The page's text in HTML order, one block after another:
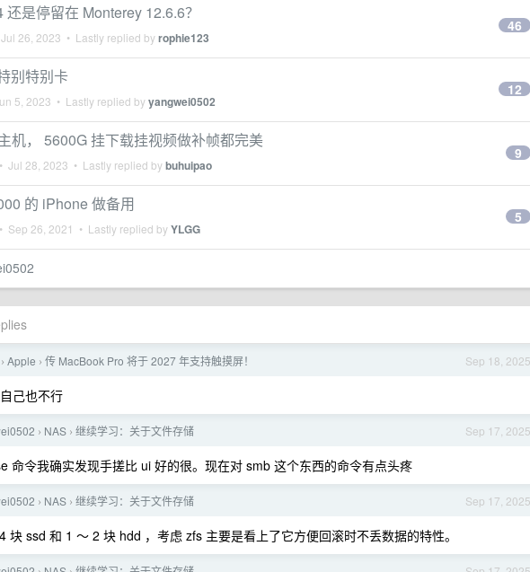
是停留在 Monterey 12.6.6？
Jul 26, 2023 • Lastly replied byrophie123
46
别特别卡
5, 2023 • Lastly replied byyangwei0502
12
机， 5600G 挂下载挂视频做补帧都完美
• Jul 28, 2023 • Lastly replied bybuhuipao
9
的 iPhone 做备用
• Sep 26, 2021 • Lastly replied byYLGG
5
Sep 18, 2025
› Apple › 传 MacBook Pro 将于 2027 年支持触摸屏！
己也不行
Sep 17, 2025
› NAS › 继续学习：关于文件存储
命令我确实发现手搓比 ui 好的很。现在对 smb 这个东西的命令有点头疼
Sep 17, 2025
› NAS › 继续学习：关于文件存储
块 ssd 和 1 ～ 2 块 hdd ，考虑 zfs 主要是看上了它方便回滚时不丢数据的特性。